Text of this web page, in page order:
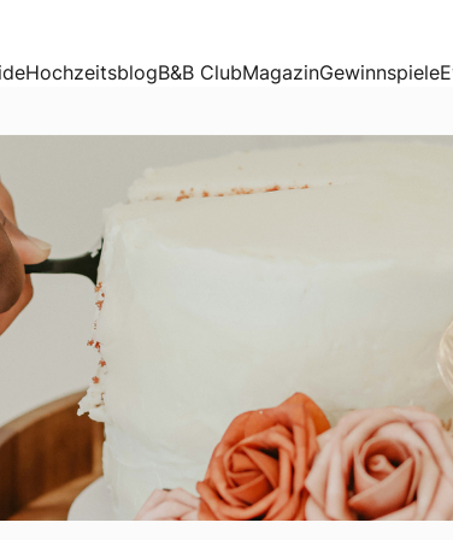
HochzeitsblogB&B ClubMagazinGewinnspiele